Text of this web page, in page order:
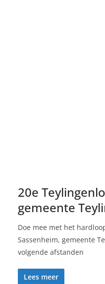
20e
gemeente
Doe mee met het
Sassenheim, gemeente
volgende afstanden
Lees meer